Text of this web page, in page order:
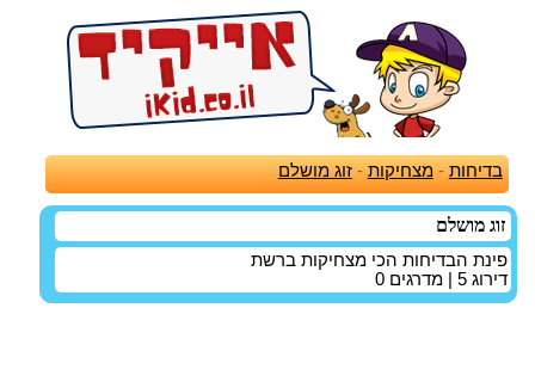
בדיחות -מצחיקות -זוג מושלם
זוג מושלם
פינת הבדיחות הכי מצחיקות ברשת
דירוג 5 | מדרגים 0